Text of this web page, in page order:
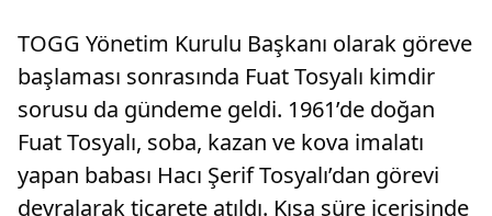
TOGG Yönetim Kurulu Başkanı olarak göreve
başlaması sonrasında Fuat Tosyalı kimdir
sorusu da gündeme geldi. 1961’de doğan
Fuat Tosyalı, soba, kazan ve kova imalatı
yapan babası Hacı Şerif Tosyalı’dan görevi
devralarak ticarete atıldı. Kısa süre içerisinde